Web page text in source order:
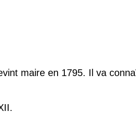
maire en 1795. Il va